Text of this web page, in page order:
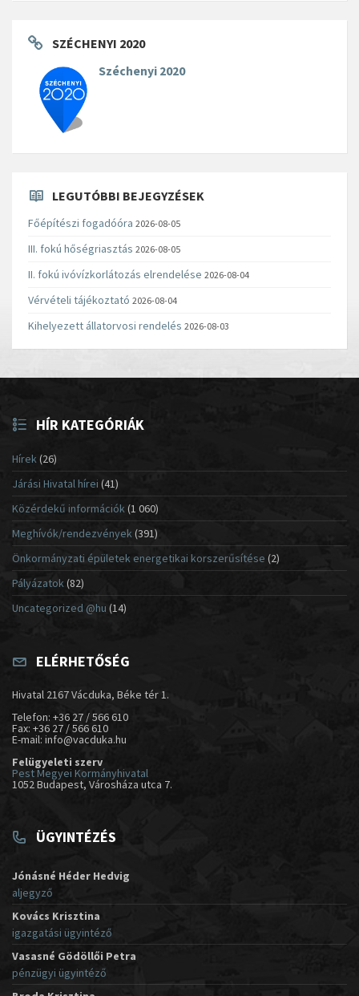
SZÉCHENYI 2020
Széchenyi 2020
LEGUTÓBBI BEJEGYZÉSEK
Főépítészi fogadóóra 2026-08-05
III. fokú hőségriasztás 2026-08-05
II. fokú ivóvízkorlátozás elrendelése 2026-08-04
Vérvételi tájékoztató 2026-08-04
Kihelyezett állatorvosi rendelés 2026-08-03
HÍR KATEGÓRIÁK
Hírek(26)
Járási Hivatal hírei (41)
Közérdekű információk(1 060)
Meghívók/rendezvények (391)
Önkormányzati épületek energetikai korszerűsítése (2)
Pályázatok (82)
Uncategorized @hu (14)
ELÉRHETŐSÉG
Hivatal 2167 Vácduka, Béke tér 1.
Telefon: +36 27 / 566 610
Fax: +36 27 / 566 610
E-mail: info@vacduka.hu
Felügyeleti szerv
Pest Megyei Kormányhivatal
1052 Budapest, Városháza utca 7.
ÜGYINTÉZÉS
Jónásné Héder Hedvig
aljegyző
Kovács Krisztina
igazgatási ügyintéző
Vasasné Gödöllői Petra
pénzügyi ügyintéző